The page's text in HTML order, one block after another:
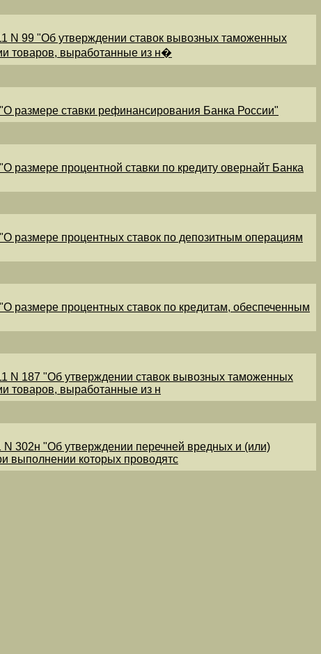
N 99 "Об утверждении ставок вывозных таможенных
товаров, выработанные из н�
размере ставки рефинансирования Банка России"
размере процентной ставки по кредиту овернайт Банка
размере процентных ставок по депозитным операциям
размере процентных ставок по кредитам, обеспеченным
N 187 "Об утверждении ставок вывозных таможенных
товаров, выработанные из н
302н "Об утверждении перечней вредных и (или)
выполнении которых проводятс